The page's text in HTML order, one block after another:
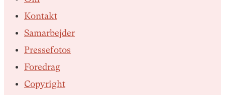
Kontakt
Samarbejder
Pressefotos
Foredrag
Copyright